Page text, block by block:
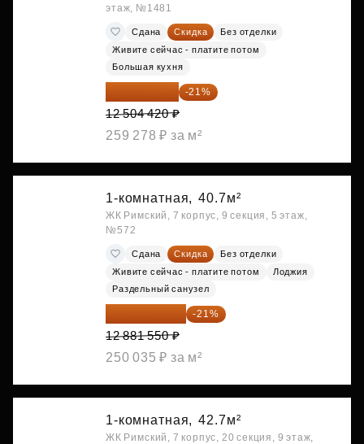
этаж, №1481
Сдана Скидка
Без отделки
Живите сейчас - платите потом
Большая кухня
-21%
12 504 420 ₽
259 278 ₽ за м²
1-комнатная, 40.7м²
ЖК Римский, 7 корпус, 9 секция, 5 этаж,
№572
Сдана Скидка
Без отделки
Живите сейчас - платите потом
Лоджия
Раздельный санузел
10 176 425 ₽ -21%
12 881 550 ₽
250 035 ₽ за м²
1-комнатная, 42.7м²
ЖК Римский, 7 корпус, 20 секция, 9 этаж,